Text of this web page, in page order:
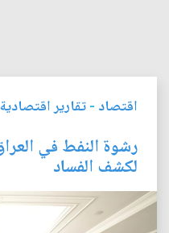
اقتصاد -تقارير اقتصادية
لكشف الفساد